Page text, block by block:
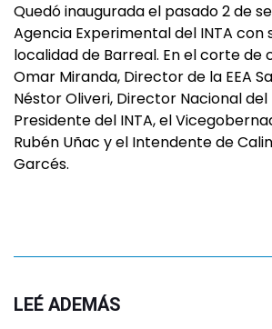
Quedó inaugurada el pasado 2 de
Agencia Experimental del INTA con
localidad de Barreal. En el corte
Omar Miranda, Director de la EEA
Néstor Oliveri, Director Nacional del
Presidente del INTA, el
Rubén Uñac y el Intendente de
Garcés.
LEÉ ADEMÁS